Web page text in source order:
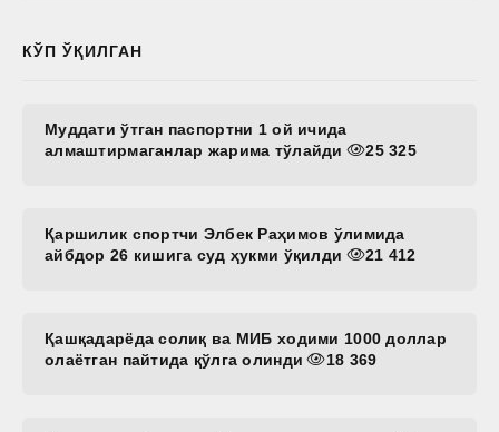
КЎП ЎҚИЛГАН
Муддати ўтган паспортни 1 ой ичида
алмаштирмаганлар жарима тўлайди
25 325
Қаршилик спортчи Элбек Раҳимов ўлимида
айбдор 26 кишига суд ҳукми ўқилди
21 412
Қашқадарёда солиқ ва МИБ ходими 1000 доллар
олаётган пайтида қўлга олинди
18 369